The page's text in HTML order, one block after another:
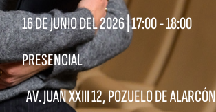
16 DE JUNIO DEL 2026 |17:00-18:00
PRESENCIAL
AV. JUAN XXIII 12, POZUELO DE ALARCÓN